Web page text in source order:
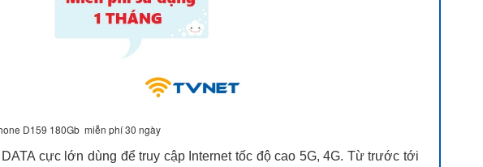
D159 180Gb miễn phí 30 ngày
cực lớn dùng để truy cập Internet tốc độ cao 5G, 4G. Từ trước tới